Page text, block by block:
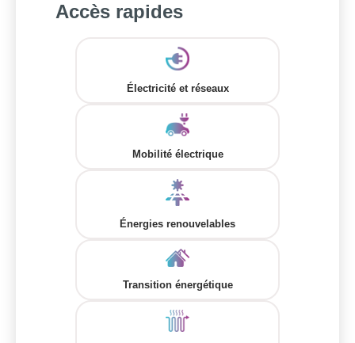
Accès rapides
Électricité et réseaux
Mobilité électrique
Énergies renouvelables
Transition énergétique